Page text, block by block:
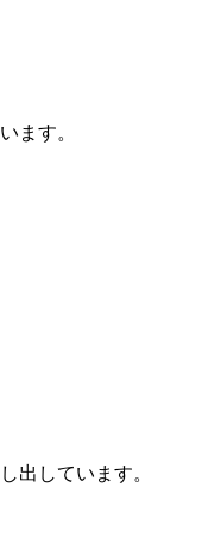
ます。
出しています。